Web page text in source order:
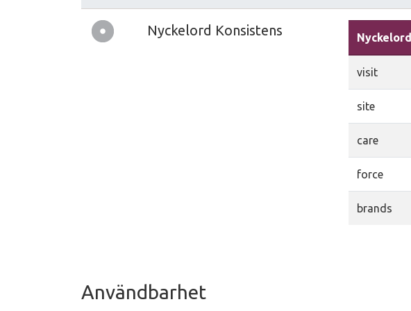
Nyckelord Konsistens Nyckelord
visit
site
care
force
brands
Användbarhet